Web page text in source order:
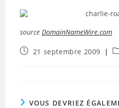
sourceDomainNameWire.com
Publication
21 septembre 2009
VOUS DEVRIEZ